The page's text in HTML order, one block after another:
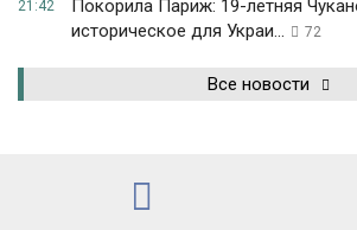
21:42
Покорила Париж: 19-летняя
историческое для Украи...
72
Все новости